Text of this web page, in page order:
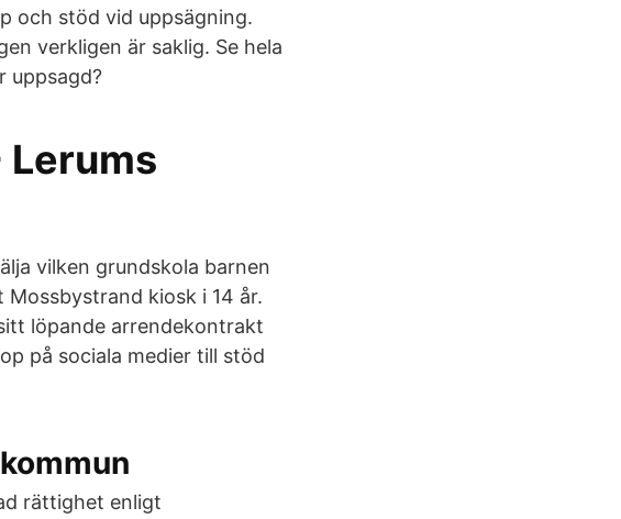
och stöd vid uppsägning.
verkligen är saklig. Se hela
uppsagd?
vilken grundskola barnen
kiosk i 14 år.
löpande arrendekontrakt
på sociala medier till stöd
rättighet enligt